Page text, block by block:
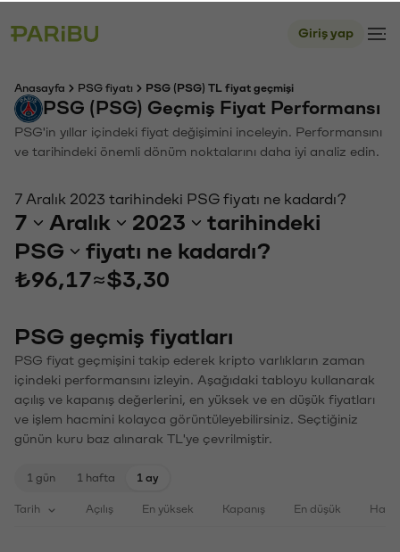
Giriş yap
Anasayfa PSG fiyatı PSG (PSG) TL fiyat geçmişi
PSG (PSG) Geçmiş Fiyat Performansı
PSG'in yıllar içindeki fiyat değişimini inceleyin. Performansını
ve tarihindeki önemli dönüm noktalarını daha iyi analiz edin.
7 Aralık 2023 tarihindeki PSG fiyatı ne kadardı?
7 Aralık 2023
tarihindeki
PSG
fiyatı ne kadardı?
₺96,17≈$3,30
PSG geçmiş fiyatları
PSG fiyat geçmişini takip ederek kripto varlıkların zaman
içindeki performansını izleyin. Aşağıdaki tabloyu kullanarak
açılış ve kapanış değerlerini, en yüksek ve en düşük fiyatları
ve işlem hacmini kolayca görüntüleyebilirsiniz. Seçtiğiniz
günün kuru baz alınarak TL'ye çevrilmiştir.
1 gün 1 hafta 1 ay
Tarih Açılış En yüksek Kapanış En düşük